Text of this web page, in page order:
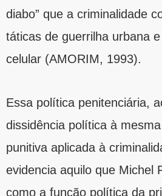
diabo” que a criminalidade
táticas de guerrilha urbana
celular (AMORIM, 1993).
Essa política penitenciária,
dissidência política à
punitiva aplicada à
evidencia aquilo que Michel
como a função política da